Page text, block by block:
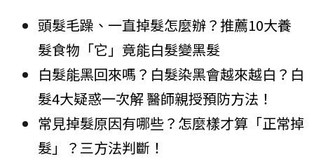
頭髮毛躁、一直掉髮怎麼辦？推薦10大養
髮食物「它」竟能白髮變黑髮
白髮能黑回來嗎？白髮染黑會越來越白？白
髮4大疑惑一次解 醫師親授預防方法！
常見掉髮原因有哪些？怎麼樣才算「正常掉
髮」？三方法判斷！